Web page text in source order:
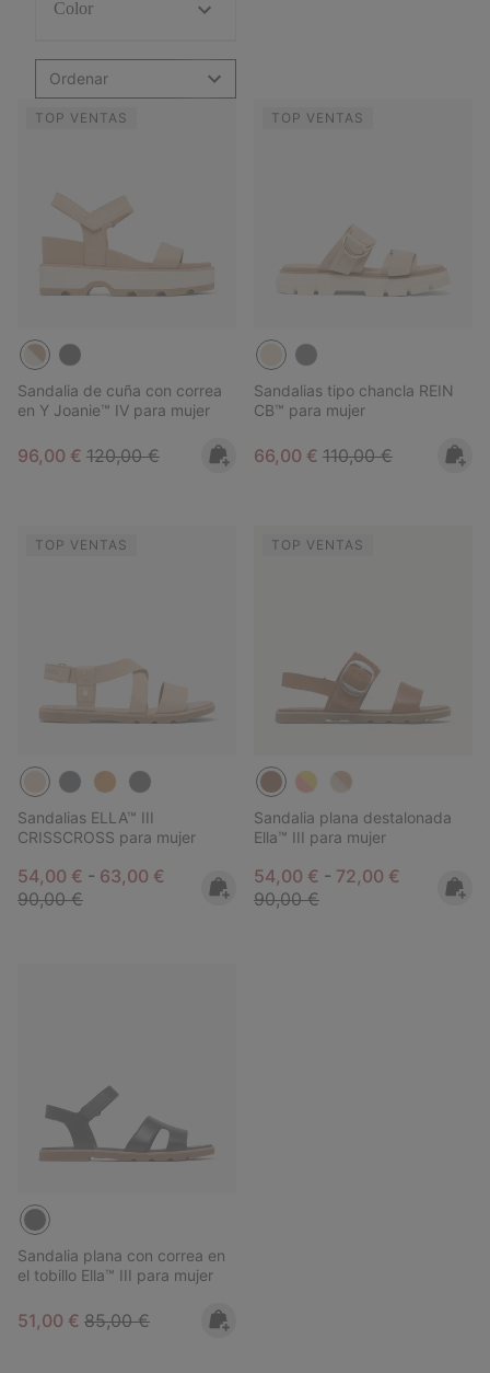
Color
Ordenar
TOP VENTAS
Sandalia de cuña con correa
en Y Joanie™ IV para mujer
Sale price:
96,00 € Regular price:
120,00 €
TOP VENTAS
Sandalias tipo chancla REIN
CB™ para mujer
Sale price:
66,00 € Regular price:
110,00 €
TOP VENTAS
Sandalias ELLA™ III
CRISSCROSS para mujer
Minimum sale price:
54,00 € - Maximum sale price:
63,00 € Regular price:
90,00 €
TOP VENTAS
Sandalia plana destalonada
Ella™ III para mujer
Minimum sale price:
54,00 € - Maximum sale
72,00 € Regular
90,00 €
Sandalia plana con correa en
el tobillo Ella™ III para mujer
Sale price:
51,00 € Regular price:
85,00 €